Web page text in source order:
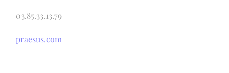
03.85.33.13.79
praesus.com